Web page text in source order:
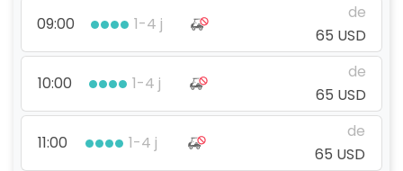
09:00 1-4 j
de
65 USD
10:00 1-4 j
de
65 USD
11:00 1-4 j
de
65 USD